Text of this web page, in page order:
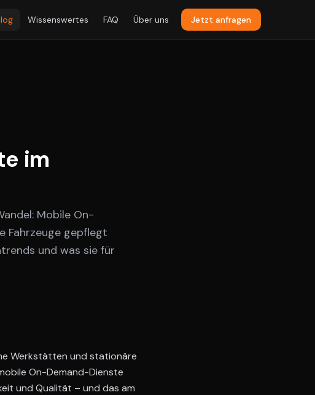
Wissenswertes FAQ Über uns Jetzt anfragen
im
Mobile On-
Fahrzeuge gepflegt
und was sie für
Werkstätten und stationäre
On-Demand-Dienste
und Qualität – und das am